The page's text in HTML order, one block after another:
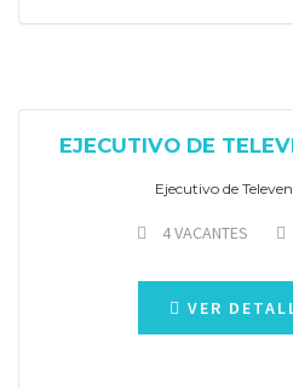
EJECUTIVO DE
Ejecutivo de
4 VACANTES
VER